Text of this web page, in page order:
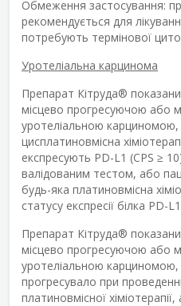
Обмеження застосування:
рекомендується для
потребують термінової
Уротеліальна карцинома
Препарат Кітруда®
місцево прогресуючою або
уротеліальною
цисплатиновмісна
експресують PD-L1 (CPS ≥
валідованим тестом, або
будь-яка платиновмісна
статусу експресії білка PD-
Препарат Кітруда®
місцево прогресуючою або
уротеліальною
прогресувало при
платиновмісної